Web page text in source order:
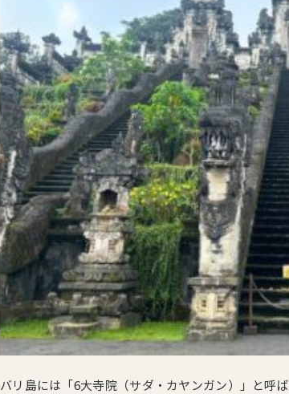
バリ島には「6大寺院（サダ・カヤンガン）」と呼